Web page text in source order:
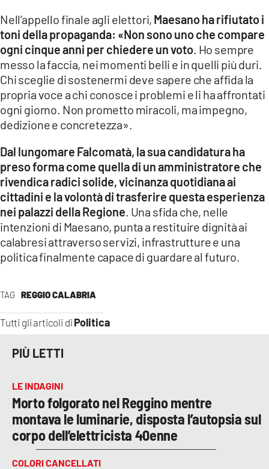
TAG REGGIO CALABRIA
Tutti gli articoli di Politica
Nell’appello finale agli elettori, Maesano ha rifiutato i
toni della propaganda: «Non sono uno che compare
ogni cinque anni per chiedere un voto . Ho sempre
messo la faccia, nei momenti belli e in quelli più duri.
Chi sceglie di sostenermi deve sapere che affida la
propria voce a chi conosce i problemi e li ha affrontati
ogni giorno. Non prometto miracoli, ma impegno,
dedizione e concretezza».
Dal lungomare Falcomatà, la sua candidatura ha
preso forma come quella di un amministratore che
rivendica radici solide, vicinanza quotidiana ai
cittadini e la volontà di trasferire questa esperienza
nei palazzi della Regione . Una sfida che, nelle
intenzioni di Maesano, punta a restituire dignità ai
calabresi attraverso servizi, infrastrutture e una
politica finalmente capace di guardare al futuro.
PIÙ LETTI
LE INDAGINI
Morto folgorato nel Reggino mentre
montava le luminarie, disposta l’autopsia sul
corpo dell’elettricista 40enne
COLORI CANCELLATI